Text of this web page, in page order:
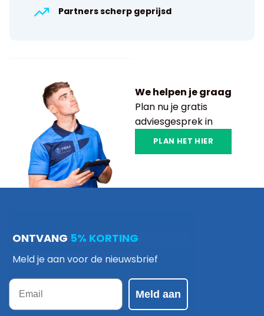
We helpen je graag
Plan nu je gratis
adviesgesprek in
PLAN HET HIER
Partners scherp geprijsd
ONTVANG 5% KORTING
Meld je aan voor de nieuwsbrief
Email
Meld aan